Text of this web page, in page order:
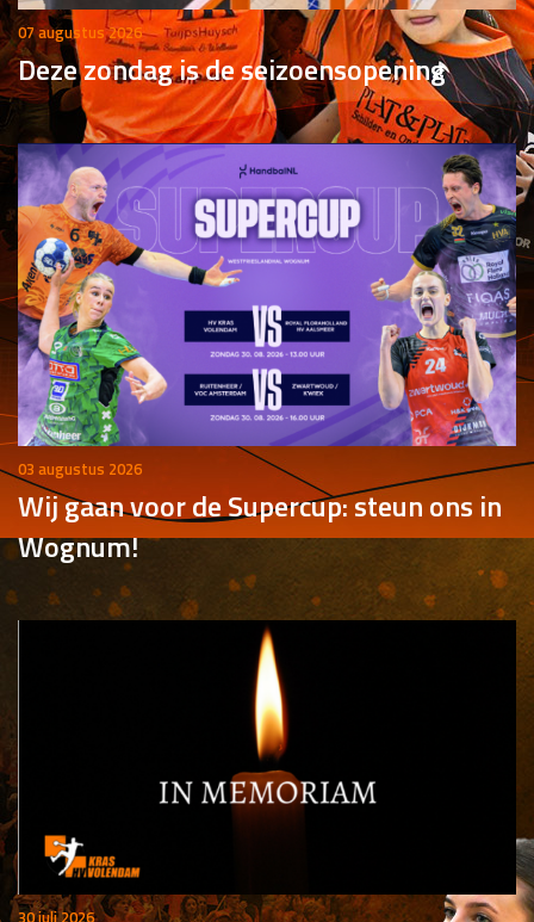
07 augustus 2026
Deze zondag is de seizoensopening
03 augustus 2026
Wij gaan voor de Supercup: steun ons in
Wognum!